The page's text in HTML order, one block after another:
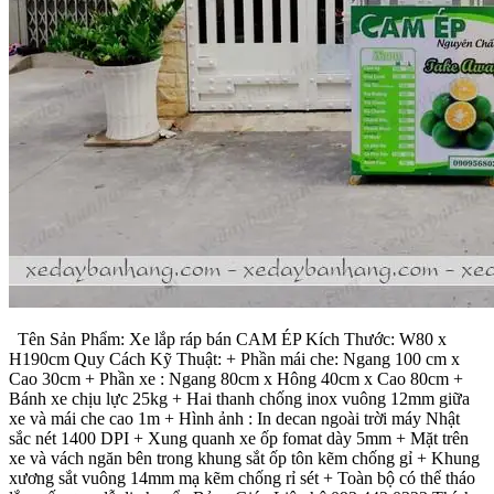
Tên Sản Phẩm: Xe lắp ráp bán CAM ÉP Kích Thước: W80 x
H190cm Quy Cách Kỹ Thuật: + Phần mái che: Ngang 100 cm x
Cao 30cm + Phần xe : Ngang 80cm x Hông 40cm x Cao 80cm +
Bánh xe chịu lực 25kg + Hai thanh chống inox vuông 12mm giữa
xe và mái che cao 1m + Hình ảnh : In decan ngoài trời máy Nhật
sắc nét 1400 DPI + Xung quanh xe ốp fomat dày 5mm + Mặt trên
xe và vách ngăn bên trong khung sắt ốp tôn kẽm chống gỉ + Khung
xương sắt vuông 14mm mạ kẽm chống rỉ sét + Toàn bộ có thể tháo